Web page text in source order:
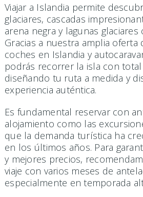
Viajar a Islandia permite
glaciares, cascadas
arena negra y lagunas
Gracias a nuestra amplia oferta
coches en Islandia y
podrás recorrer la isla con
diseñando tu ruta a medida y
experiencia auténtica.
Es fundamental reservar con
alojamiento como las
que la demanda turística ha
en los últimos años. Para
y mejores precios,
viaje con varios meses de
especialmente en temporada